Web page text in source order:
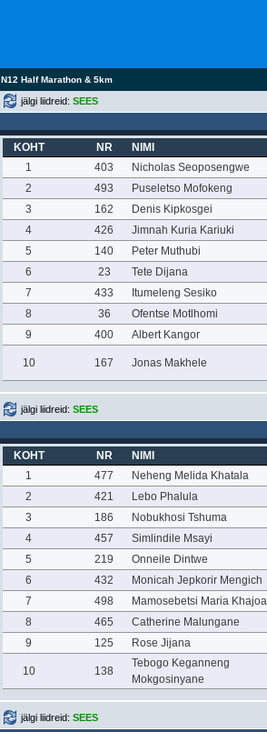
N12 Half Marathon & 5km
jälgi liidreid: SEES
KOHT NR
NIMI
1
403
Nicholas Seoposengwe
2
493
Puseletso Mofokeng
3
162
Denis Kipkosgei
4
426
Jimnah Kuria Kariuki
5
140
Peter Muthubi
6
23
Tete Dijana
7
433
Itumeleng Sesiko
8
36
Ofentse Motlhomi
9
400 Albert Kangor
10 167 Jonas Makhele
jälgi liidreid: SEES
KOHT NR
NIMI
1
477
Neheng Melida Khatala
2
421
Lebo Phalula
3
186
Nobukhosi Tshuma
4
457
Simlindile Msayi
5
219
Onneile Dintwe
6
432
Monicah Jepkorir Mengich
7
498
Mamosebetsi Maria
8
465
Catherine Malungane
9
125 Rose Jijana
10 138
Tebogo Keganneng
Mokgosinyane
jälgi liidreid: SEES